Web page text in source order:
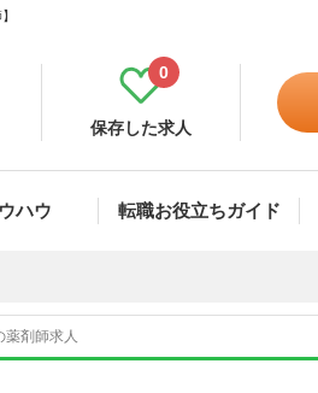
保存した求人
0
ハウ 転職お役立ちガイド
剤師求人